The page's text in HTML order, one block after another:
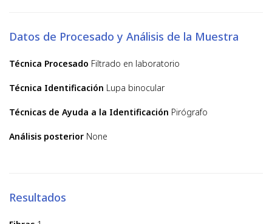
Datos de Procesado y Análisis de la Muestra
Técnica Procesado Filtrado en laboratorio
Técnica Identificación Lupa binocular
Técnicas de Ayuda a la Identificación Pirógrafo
Análisis posterior None
Resultados